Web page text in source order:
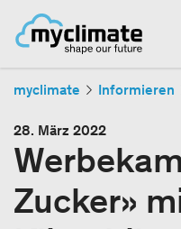
myclimate Informieren
28. März 2022
Zucker»